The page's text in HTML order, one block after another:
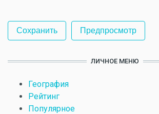
ЛИЧНОЕ МЕНЮ
География
Рейтинг
Популярное